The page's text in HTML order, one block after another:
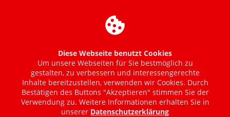
Diese Webseite benutzt Cookies
Um unsere Webseiten für Sie bestmöglich zu
gestalten, zu verbessern und interessengerechte
Inhalte bereitzustellen, verwenden wir Cookies. Durch
Bestätigen des Buttons "Akzeptieren" stimmen Sie der
Verwendung zu. Weitere Informationen erhalten Sie in
unserer Datenschutzerklärung